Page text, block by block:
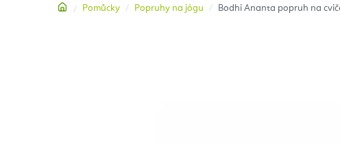
DomůPomůcky Popruhy na jógu Bodhi Ananta popruh na